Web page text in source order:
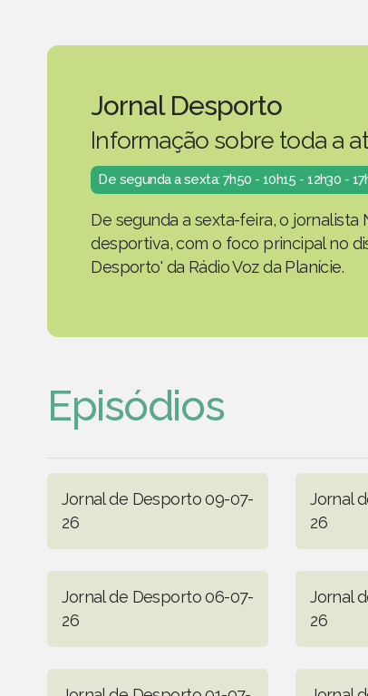
Jornal Desporto
Informação sobre toda a
De segunda a sexta: 7h50 - 10h15 - 12h30 -
De segunda a sexta-feira, o
desportiva, com o foco principal no
Desporto' da Rádio Voz da Planície.
Episódios
Jornal de Desporto 09-07-
26
Jornal
26
Jornal de Desporto 06-07-
26
Jornal
26